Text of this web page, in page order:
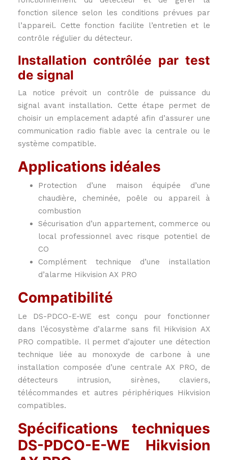
fonction silence selon les conditions prévues par
l’appareil. Cette fonction facilite l’entretien et le
contrôle régulier du détecteur.
Installation contrôlée par test
de signal
La notice prévoit un contrôle de puissance du
signal avant installation. Cette étape permet de
choisir un emplacement adapté afin d’assurer une
communication radio fiable avec la centrale ou le
système compatible.
Applications idéales
Protection d’une maison équipée d’une
chaudière, cheminée, poêle ou appareil à
combustion
Sécurisation d’un appartement, commerce ou
local professionnel avec risque potentiel de
CO
Complément technique d’une installation
d’alarme Hikvision AX PRO
Compatibilité
Le DS-PDCO-E-WE est conçu pour fonctionner
dans l’écosystème d’alarme sans fil Hikvision AX
PRO compatible. Il permet d’ajouter une détection
technique liée au monoxyde de carbone à une
installation composée d’une centrale AX PRO, de
détecteurs intrusion, sirènes, claviers,
télécommandes et autres périphériques Hikvision
compatibles.
Spécifications techniques
DS-PDCO-E-WE Hikvision